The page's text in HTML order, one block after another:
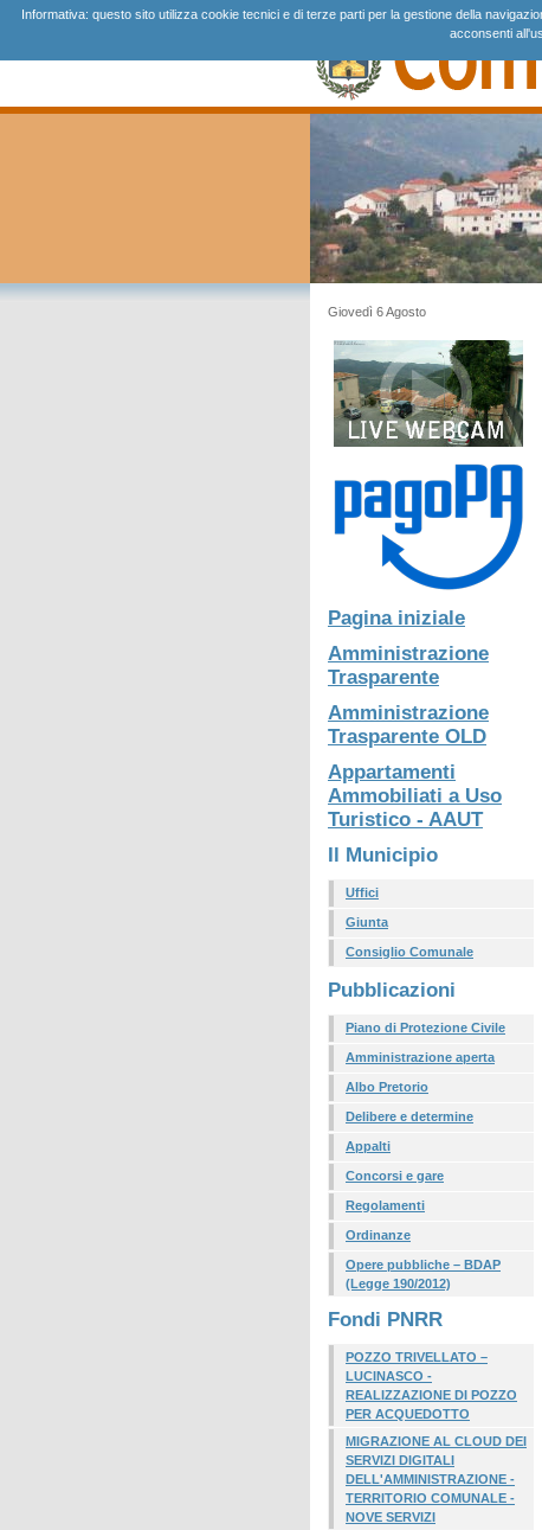
Giovedì 6 Agosto
Pagina iniziale
Amministrazione
Trasparente
Amministrazione
Trasparente OLD
Appartamenti
Ammobiliati a Uso
Turistico - AAUT
Il Municipio
Uffici
Giunta
Consiglio Comunale
Pubblicazioni
Piano di Protezione Civile
Amministrazione aperta
Albo Pretorio
Delibere e determine
Appalti
Concorsi e gare
Regolamenti
Ordinanze
Opere pubbliche – BDAP
(Legge 190/2012)
Fondi PNRR
POZZO TRIVELLATO –
LUCINASCO -
REALIZZAZIONE DI POZZO
PER ACQUEDOTTO
MIGRAZIONE AL CLOUD DEI
SERVIZI DIGITALI
DELL'AMMINISTRAZIONE -
TERRITORIO COMUNALE -
NOVE SERVIZI
Informativa: questo sito utilizza cookie tecnici e di terze parti per la gestione della
acconsenti